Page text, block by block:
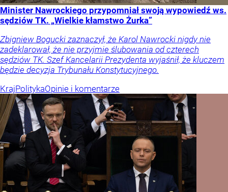
Minister Nawrockiego przypomniał swoją wypowiedź ws.
sędziów TK. „Wielkie kłamstwo Żurka”
Zbigniew Bogucki zaznaczył, że Karol Nawrocki nigdy nie
zadeklarował, że nie przyjmie ślubowania od czterech
sędziów TK. Szef Kancelarii Prezydenta wyjaśnił, że kluczem
będzie decyzja Trybunału Konstytucyjnego.
KrajPolitykaOpinie i komentarze